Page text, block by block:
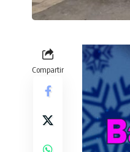
Compartir